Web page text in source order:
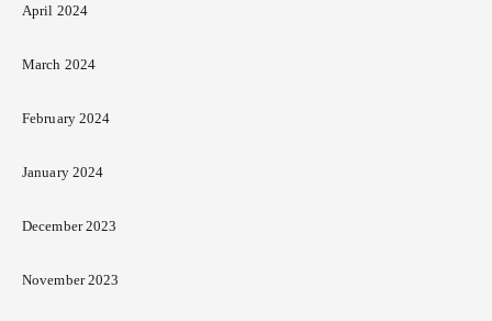
April 2024
March 2024
February 2024
January 2024
December 2023
November 2023